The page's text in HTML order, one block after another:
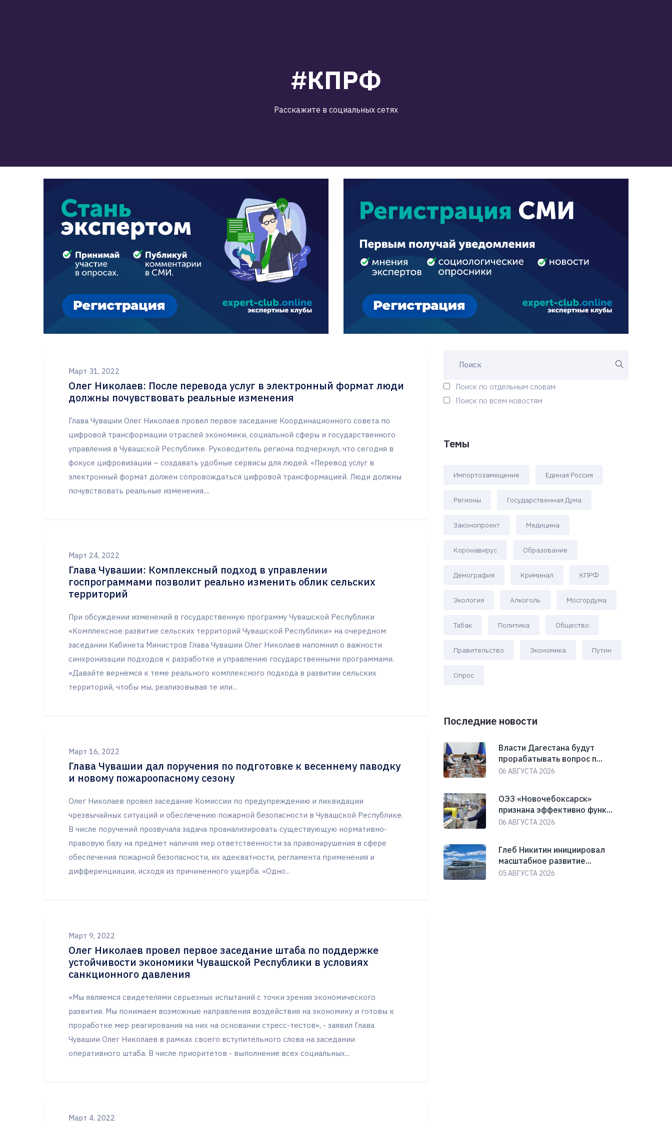
#КПРФ
Расскажите в социальных сетях
Март 31, 2022
Олег Николаев: После перевода услуг в электронный формат люди
должны почувствовать реальные изменения
Глава Чувашии Олег Николаев провел первое заседание Координационного совета по
цифровой трансформации отраслей экономики, социальной сферы и государственного
управления в Чувашской Республике. Руководитель региона подчеркнул, что сегодня в
фокусе цифровизации – создавать удобные сервисы для людей. «Перевод услуг в
электронный формат должен сопровождаться цифровой трансформацией. Люди должны
почувствовать реальные изменения....
Март 24, 2022
Глава Чувашии: Комплексный подход в управлении
госпрограммами позволит реально изменить облик сельских
территорий
При обсуждении изменений в государственную программу Чувашской Республики
«Комплексное развитие сельских территорий Чувашской Республики» на очередном
заседании Кабинета Министров Глава Чувашии Олег Николаев напомнил о важности
синхронизации подходов к разработке и управлению государственными программами.
«Давайте вернёмся к теме реального комплексного подхода в развитии сельских
территорий, чтобы мы, реализовывая те или...
Март 16, 2022
Глава Чувашии дал поручения по подготовке к весеннему паводку
и новому пожароопасному сезону
Олег Николаев провел заседание Комиссии по предупреждению и ликвидации
чрезвычайных ситуаций и обеспечению пожарной безопасности в Чувашской Республике.
В числе поручений прозвучала задача проанализировать существующую нормативно-
правовую базу на предмет наличия мер ответственности за правонарушения в сфере
обеспечения пожарной безопасности, их адекватности, регламента применения и
дифференциации, исходя из причиненного ущерба. «Одно...
Март 9, 2022
Олег Николаев провел первое заседание штаба по поддержке
устойчивости экономики Чувашской Республики в условиях
санкционного давления
«Мы являемся свидетелями серьезных испытаний с точки зрения экономического
развития. Мы понимаем возможные направления воздействия на экономику и готовы к
проработке мер реагирования на них на основании стресс-тестов», - заявил Глава
Чувашии Олег Николаев в рамках своего вступительного слова на заседании
оперативного штаба. В числе приоритетов - выполнение всех социальных...
Март 4, 2022
Поиск по отдельным словам
Поиск по всем новостям
Темы
Импортозамещение Единая Россия
Регионы Государственная Дума
Законопроект Медицина
Коронавирус Образование
Демография Криминал КПРФ
Экология Алкоголь Мосгордума
Табак Политика Общество
Правительство Экономика Путин
Опрос
Последние новости
Власти Дагестана будут
прорабатывать вопрос п...
06 АВГУСТА 2026
ОЭЗ «Новочебоксарск»
признана эффективно функ...
06 АВГУСТА 2026
Глеб Никитин инициировал
масштабное развитие...
05 АВГУСТА 2026